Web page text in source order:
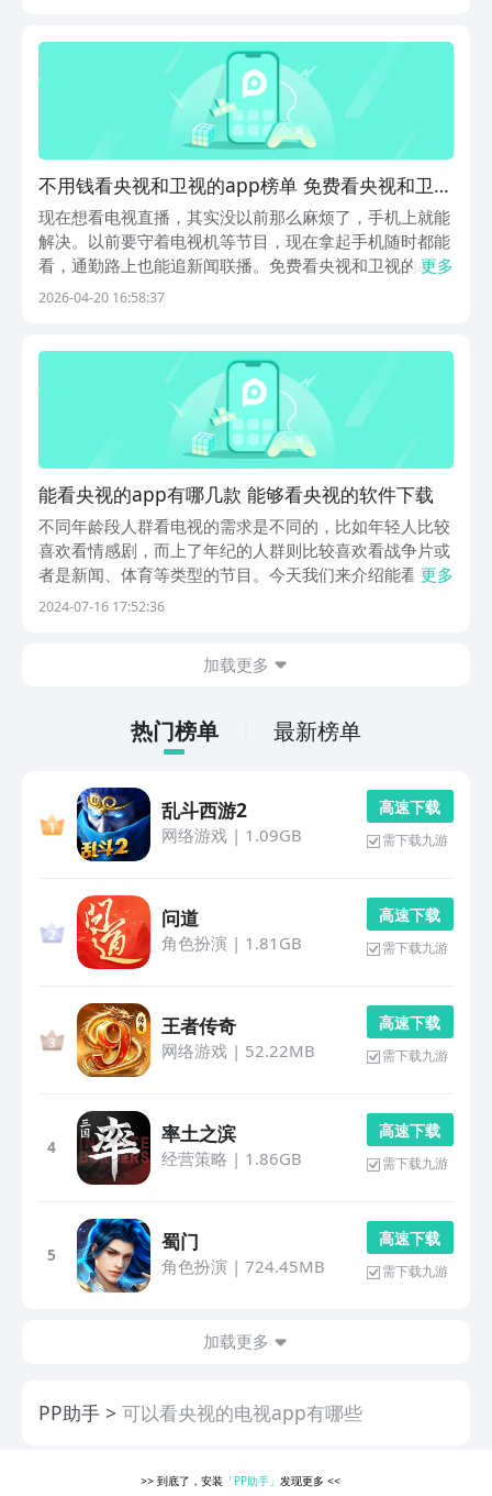
不用钱看央视和卫视的app榜单 免费看央视和卫视
的app有哪几款
现在想看电视直播，其实没以前那么麻烦了，手机上就能
解决。以前要守着电视机等节目，现在拿起手机随时都能
看，通勤路上也能追新闻联播。免费看央视和卫视的app
这两年出了不少，功能做得都挺实在，不像有些平台广告
更多
2026-04-20 16:58:37
能看央视的app有哪几款 能够看央视的软件下载
不同年龄段人群看电视的需求是不同的，比如年轻人比较
喜欢看情感剧，而上了年纪的人群则比较喜欢看战争片或
者是新闻、体育等类型的节目。今天我们来介绍能看央视
的app，如果是中老年人群就可下载这些app，能帮您看
更多
2024-07-16 17:52:36
加载更多
热门榜单 最新榜单
乱斗西游2
网络游戏| 1.09GB
高 速 下 载
需下载九游
问道
角色扮演 | 1.81GB
高 速 下 载
需下载九游
王者传奇
网络游戏| 52.22MB
高 速 下 载
需下载九游
4
率土之滨
经营策略 | 1.86GB
高 速 下 载
需下载九游
5
蜀门
角色扮演 | 724.45MB
高 速 下 载
需下载九游
加载更多
PP助手 可以看央视的电视app有哪些
>> 到底了，安装 「PP助手」 发现更多<<